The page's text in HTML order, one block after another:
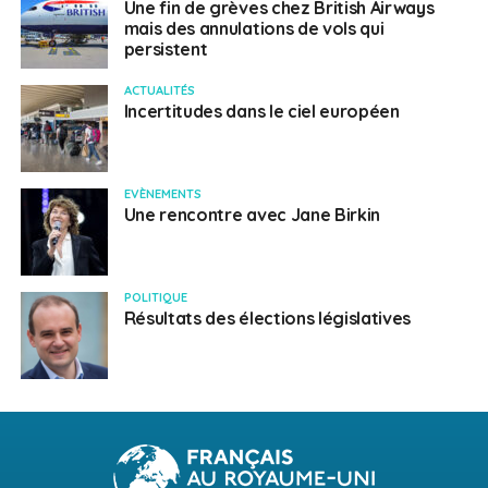
Une fin de grèves chez British Airways
mais des annulations de vols qui
persistent
ACTUALITÉS
Incertitudes dans le ciel européen
EVÈNEMENTS
Une rencontre avec Jane Birkin
POLITIQUE
Résultats des élections législatives